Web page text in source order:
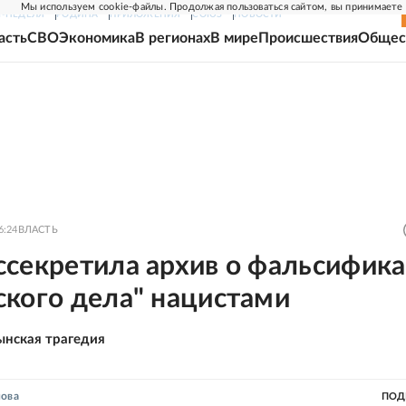
Мы используем cookie-файлы. Продолжая пользоваться сайтом, вы принимаете
НЕДЕЛЯ РОДИНА ПРИЛОЖЕНИЯ СОЮЗ НОВОСТИ
СВОЭкономикаВ регионахВ мире Происшествия
ВЛАСТЬ
архив о
дела" нацистами
трагедия